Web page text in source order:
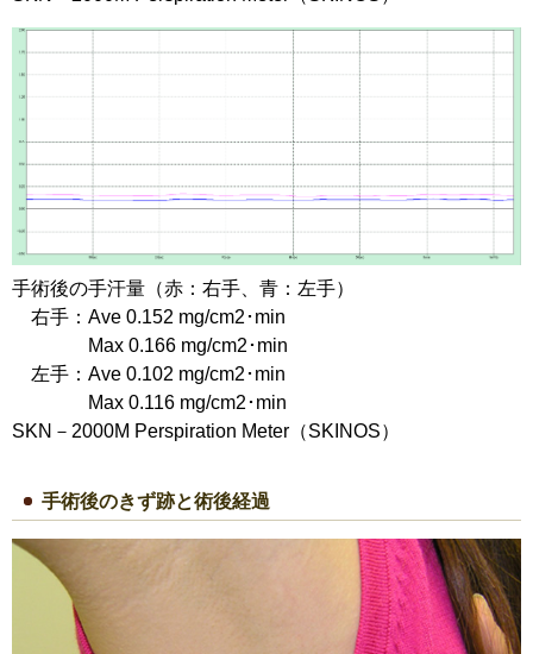
手術後の手汗量（赤：右手、青：左手）
右手：Ave 0.152 mg/cm2･min
Max 0.166 mg/cm2･min
左手：Ave 0.102 mg/cm2･min
Max 0.116 mg/cm2･min
SKN－2000M Perspiration Meter（SKINOS）
手術後のきず跡と術後経過